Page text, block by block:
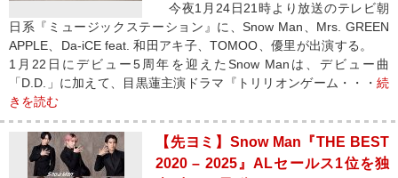
今夜1月24日21時より放送のテレビ朝
日系『ミュージックステーション』に、Snow Man、Mrs. GREEN
APPLE、Da-iCE feat. 和田アキ子、TOMOO、優里が出演する。
1月22日にデビュー5周年を迎えたSnow Manは、デビュー曲
「D.D.」に加えて、目黒蓮主演ドラマ『トリリオンゲーム・・・ 続
きを読む
【先ヨミ】Snow Man『THE BEST
2020 – 2025』ALセールス1位を独